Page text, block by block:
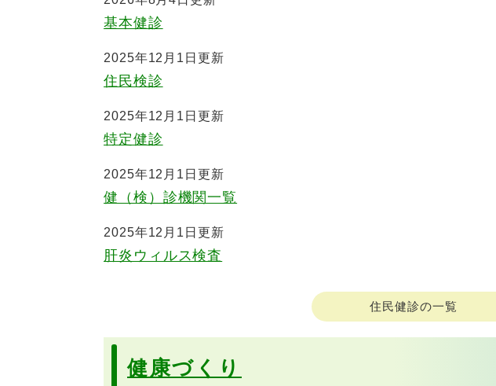
基本健診
2025年12月1日更新
住民検診
2025年12月1日更新
特定健診
2025年12月1日更新
健（検）診機関一覧
2025年12月1日更新
肝炎ウィルス検査
住民健診の一覧
健康づくり